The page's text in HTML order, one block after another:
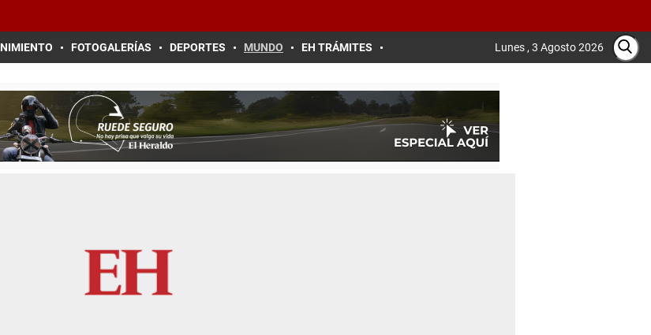
FOTOGALERÍAS DEPORTES MUNDO EH TRÁMITES Lunes , 3 Agosto 2026